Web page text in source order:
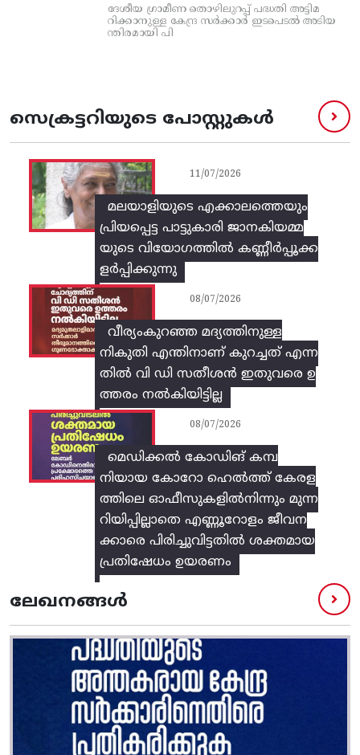
ദേശീയ ഗ്രാമീണ തൊഴിലുറപ്പ്‌ പദ്ധതി അട്ടിമ
റിക്കാനുള്ള കേന്ദ്ര സര്‍ക്കാര്‍ ഇടപെടല്‍ അടിയ
ന്തിരമായി പി
സെക്രട്ടറിയുടെ പോസ്റ്റുകൾ
മലയാളിയുടെ എക്കാലത്തെയും
പ്രിയപ്പെട്ട പാട്ടുകാരി ജാനകിയമ്മ
യുടെ വിയോഗത്തിൽ കണ്ണീർപ്പൂക്ക
ളർപ്പിക്കുന്നു
11/07/2026
വീര്യംകുറഞ്ഞ മദ്യത്തിനുള്ള
നികുതി എന്തിനാണ് കുറച്ചത് എന്ന
തിൽ വി ഡി സതീശൻ ഇതുവരെ ഉ
ത്തരം നൽകിയിട്ടില്ല
08/07/2026
മെഡിക്കൽ കോഡിങ് കമ്പ
നിയായ കോറോ ഹെൽത്ത് കേരള
ത്തിലെ ഓഫീസുകളിൽനിന്നും മുന്ന
റിയിപ്പില്ലാതെ എണ്ണൂറോളം ജീവന
ക്കാരെ പിരിച്ചുവിട്ടതിൽ‌ ശക്തമായ
പ്രതിഷേധം ഉയരണം
08/07/2026
ലേഖനങ്ങൾ